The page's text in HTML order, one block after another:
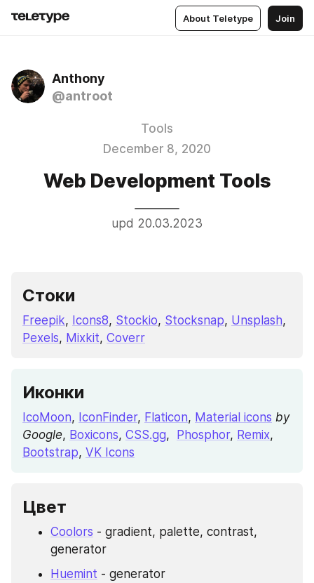
About Teletype Join
Anthony
@antroot
Tools
December 8, 2020
Web Development Tools
upd 20.03.2023
Стоки
Freepik, Icons8, Stockio, Stocksnap, Unsplash
Pexels, Mixkit, Coverr
Иконки
IcoMoon, IconFinder, Flaticon, Material icons by
Google, Boxicons, CSS.gg, Phosphor, Remix
Bootstrap, VK Icons
Цвет
Coolors - gradient, palette, contrast,
generator
Huemint - generator